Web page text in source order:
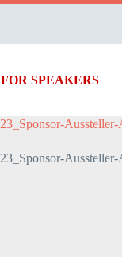
SPEAKERS
Aussteller-
Aussteller-